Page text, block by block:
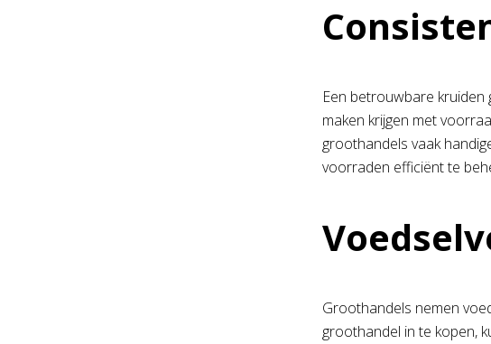
Een betrouwbare
maken krijgen met
groothandels vaak
voorraden efficiënt te
Groothandels nemen
groothandel in te kopen,